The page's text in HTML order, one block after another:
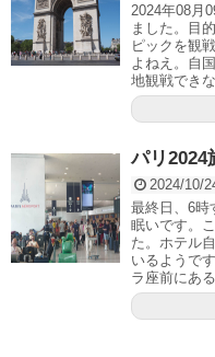
2024年08月
ました。目
ピックを観
よねえ。自
地観戦でき
パリ2024
2024/10/
最終日、6時
眠いです。
た。ホテル
いるようで
ラ座前にあ